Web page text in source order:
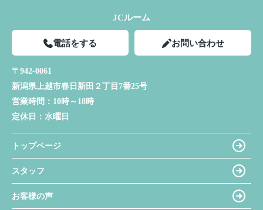
JCルーム
電話をする お問い合わせ
〒942-0061
新潟県上越市春日新田２丁目7番25号
営業時間： 10時～18時
定休日： 水曜日
トップページ
スタッフ
お客様の声